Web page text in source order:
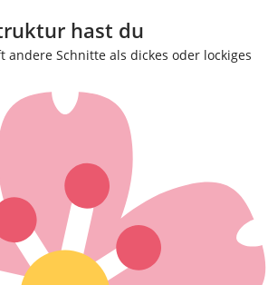
hast du
andere Schnitte als dickes oder lockiges